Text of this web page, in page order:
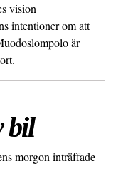
vision
intentioner om att
är
bil
morgon inträffade